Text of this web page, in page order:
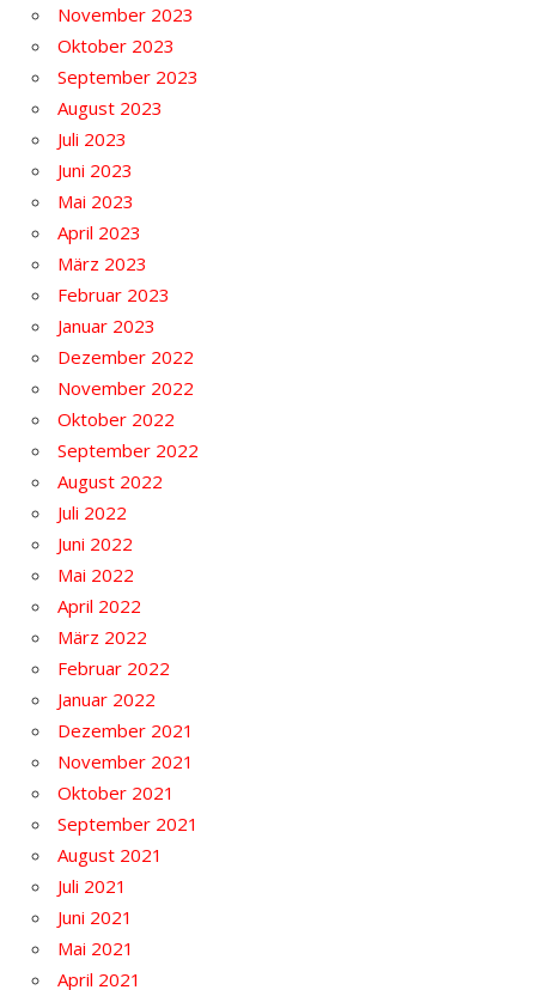
November 2023
Oktober 2023
September 2023
August 2023
Juli 2023
Juni 2023
Mai 2023
April 2023
März 2023
Februar 2023
Januar 2023
Dezember 2022
November 2022
Oktober 2022
September 2022
August 2022
Juli 2022
Juni 2022
Mai 2022
April 2022
März 2022
Februar 2022
Januar 2022
Dezember 2021
November 2021
Oktober 2021
September 2021
August 2021
Juli 2021
Juni 2021
Mai 2021
April 2021